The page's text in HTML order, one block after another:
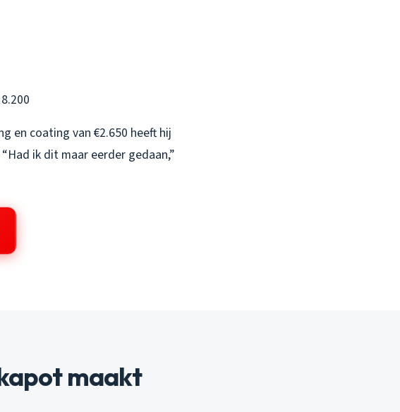
en coating van €2.650 heeft hij
ik dit maar eerder gedaan,”
maakt